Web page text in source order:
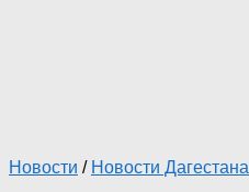
Новости / Новости Дагестана